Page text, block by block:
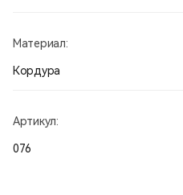
Материал:
Кордура
Артикул:
076